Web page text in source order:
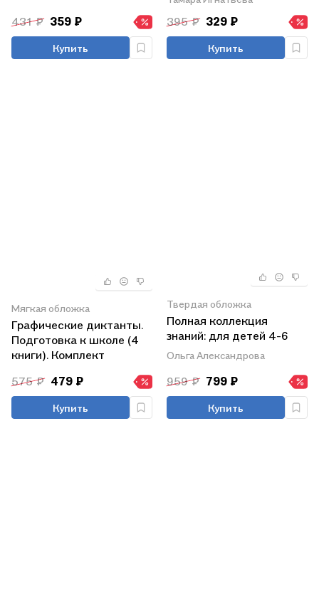
431 ₽ 359 ₽
Купить
395 ₽ 329 ₽
Купить
Мягкая обложка
Графические диктанты.
Подготовка к школе (4
книги). Комплект
575 ₽ 479 ₽
Купить
Твердая обложка
Полная коллекция
знаний: для детей 4-6
лет
Ольга Александрова
959 ₽ 799 ₽
Купить